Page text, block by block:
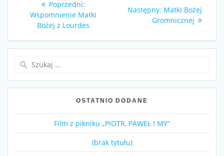
wpisu
Poprzedni:
wpis:
Wspomnienie Matki
Bożej z Lourdes
Następny: Następny
wpis:
Matki Bożej
Gromnicznej
OSTATNIO DODANE
Film z pikniku „PIOTR, PAWEŁ I MY”
(brak tytułu)